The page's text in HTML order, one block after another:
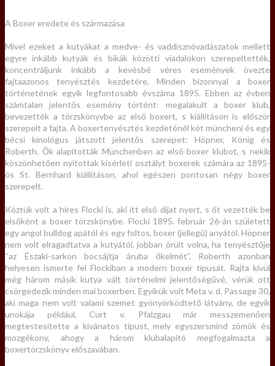
A Boxer eredete és származása
Mivel ezeket a kutyákat a medve- és vaddisznóvadászatok mellett
egyre inkább kutyák és bikák közötti viadalokon szerepeltették,
koncentráljunk inkább a kevésbé véres események övezte
fajtaazonos tenyésztés kezdetére. Minden bizonnyal a boxer
történetének egyik legfontosabb évszáma 1895. Ebben az évben
számtalan jelentős esemény történt: megalakult a boxer klub,
bevezették a törzskönyvbe az első boxert, s kiállításon is először
szerepelt a fajta. A boxertenyésztés kezdeténél két müncheni és egy
bécsi kinológus játszott jelentős szerepet: Höpner, König és
Roberth. Ők alapították Münchenben az első boxer klubot, s nekik
köszönhetően nyitottak kísérleti osztályt boxerek számára az 1895-
ös St. Bernhard kiállításon, ahol egészen pontosan négy boxer
szerepelt.
Köztük volt a híres Flocki is, aki itt első díjat nyert, s őt vezették be
elsőként a boxer törzskönybe. Flocki 1895. február 26-án született
egy angol bulldog apától és egy foltos, boxer (jellegű) anyától. Höpner
nem volt elragadtatva a kutyától, jobban örült volna, ha tenyésztője
“az Északi-sarkon bocsájtja áruba őkelmét”, Roberth azonban
helyesen ismerte fel Flockiban a modern boxer típusát. Rajta kívül
még három másik kutya vált történelmi jelentőségűvé, vérük ott
csörgedezik minden mai boxerben. Egyikük volt Meta v. d. Passage 30,
aki maga nem volt valami szemet gyönyörködtető látvány, de egyik
unokája például, Curt v. Pfalzgau már messzemenően
megtestesítette a kívánatos típust, mely egyszersmind zömök és
mozgékony, ahogy a három klubalapító megfogalmazta a
boxertörzskönyv előszavában.